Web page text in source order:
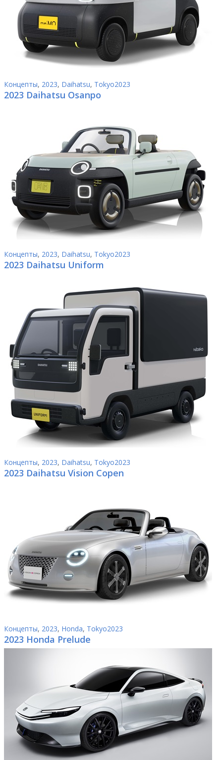
Концепты, 2023, Daihatsu, Tokyo2023
2023 Daihatsu Osanpo
Концепты, 2023, Daihatsu, Tokyo2023
2023 Daihatsu Uniform
Концепты, 2023, Daihatsu, Tokyo2023
2023 Daihatsu Vision Copen
Концепты, 2023, Honda, Tokyo2023
2023 Honda Prelude